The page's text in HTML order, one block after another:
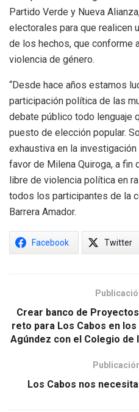
Partido Verde y Nueva
electorales para que realicen
de los hechos, que conforme
violencia de género.
“Desde hace años estamos
participación política de las
debate público todo lenguaje
puesto de elección popular.
exhaustiva en la
favor de Milena Quiroga, a fin
libre de violencia política en
todos los participantes de la
Barrera Amador.
Facebook Twitter
Crear banco de
reto para Los Cabos en
Agúndez con el Colegio de
Los Cabos nos